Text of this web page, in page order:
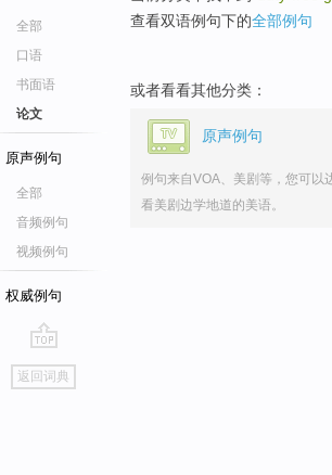
全部
口语
书面语
论文
原声例句
全部
音频例句
视频例句
权威例句
go
top
返回词典
查看双语例句下的全部例句
或者看看其他分类：
原声例句
例句来自VOA、美剧等，您可以
看美剧边学地道的美语。